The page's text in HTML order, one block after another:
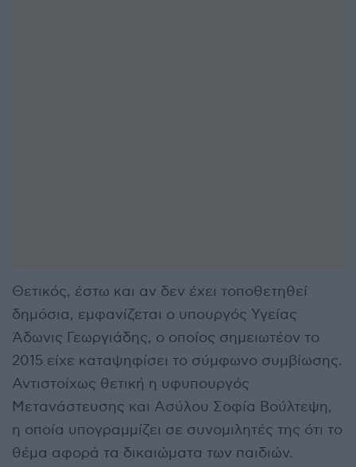
Θετικός, έστω και αν δεν έχει τοποθετηθεί
δημόσια, εμφανίζεται ο υπουργός Υγείας
Άδωνις Γεωργιάδης, ο οποίος σημειωτέον το
2015 είχε καταψηφίσει το σύμφωνο συμβίωσης.
Αντιστοίχως θετική η υφυπουργός
Μετανάστευσης και Ασύλου Σοφία Βούλτεψη,
η οποία υπογραμμίζει σε συνομιλητές της ότι το
θέμα αφορά τα δικαιώματα των παιδιών.